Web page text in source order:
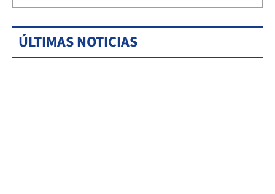
ÚLTIMAS NOTICIAS